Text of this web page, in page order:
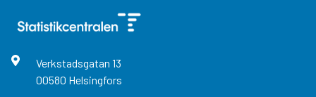
Verkstadsgatan 13
00580 Helsingfors